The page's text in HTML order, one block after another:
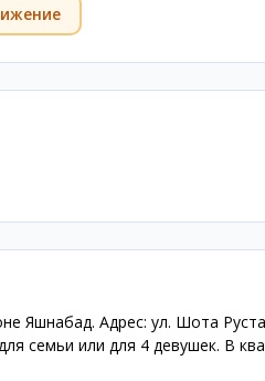
Яшнабад. Адрес: ул. Шота
семьи или для 4 девушек. В